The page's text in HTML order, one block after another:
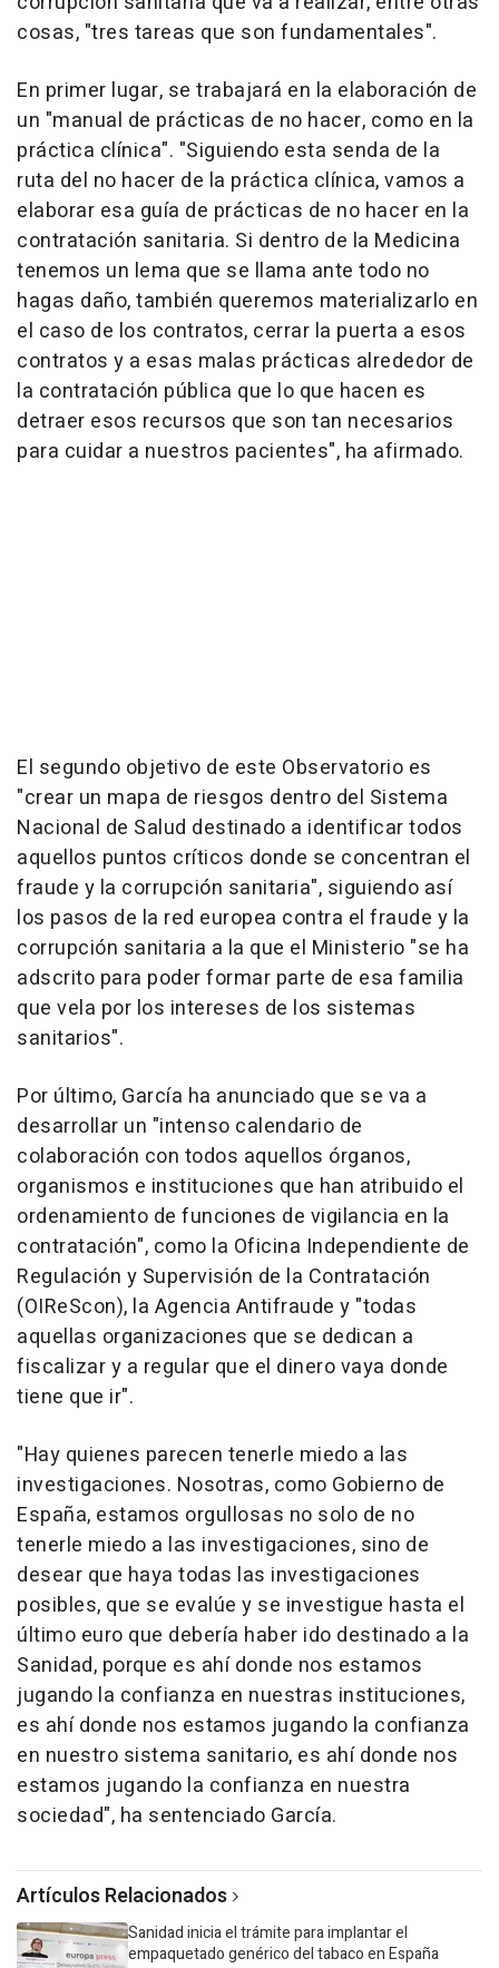
cosas, "tres tareas que son fundamentales".
En primer lugar, se trabajará en la elaboración de
un "manual de prácticas de no hacer, como en la
práctica clínica". "Siguiendo esta senda de la
ruta del no hacer de la práctica clínica, vamos a
elaborar esa guía de prácticas de no hacer en la
contratación sanitaria. Si dentro de la Medicina
tenemos un lema que se llama ante todo no
hagas daño, también queremos materializarlo en
el caso de los contratos, cerrar la puerta a esos
contratos y a esas malas prácticas alrededor de
la contratación pública que lo que hacen es
detraer esos recursos que son tan necesarios
para cuidar a nuestros pacientes", ha afirmado.
El segundo objetivo de este Observatorio es
"crear un mapa de riesgos dentro del Sistema
Nacional de Salud destinado a identificar todos
aquellos puntos críticos donde se concentran el
fraude y la corrupción sanitaria", siguiendo así
los pasos de la red europea contra el fraude y la
corrupción sanitaria a la que el Ministerio "se ha
adscrito para poder formar parte de esa familia
que vela por los intereses de los sistemas
sanitarios".
Por último, García ha anunciado que se va a
desarrollar un "intenso calendario de
colaboración con todos aquellos órganos,
organismos e instituciones que han atribuido el
ordenamiento de funciones de vigilancia en la
contratación", como la Oficina Independiente de
Regulación y Supervisión de la Contratación
(OIReScon), la Agencia Antifraude y "todas
aquellas organizaciones que se dedican a
fiscalizar y a regular que el dinero vaya donde
tiene que ir".
"Hay quienes parecen tenerle miedo a las
investigaciones. Nosotras, como Gobierno de
España, estamos orgullosas no solo de no
tenerle miedo a las investigaciones, sino de
desear que haya todas las investigaciones
posibles, que se evalúe y se investigue hasta el
último euro que debería haber ido destinado a la
Sanidad, porque es ahí donde nos estamos
jugando la confianza en nuestras instituciones,
es ahí donde nos estamos jugando la confianza
en nuestro sistema sanitario, es ahí donde nos
estamos jugando la confianza en nuestra
sociedad", ha sentenciado García.
Artículos Relacionados
Sanidad inicia el trámite para implantar el
empaquetado genérico del tabaco en España